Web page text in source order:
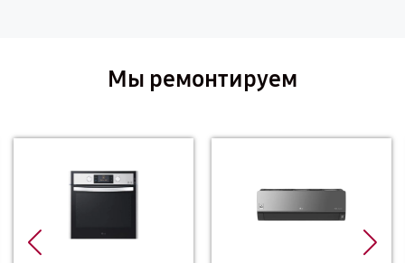
Мы ремонтируем